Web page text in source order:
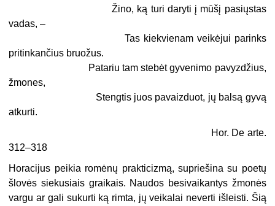
Žino, ką turi daryti į mūšį pasiųstas
vadas, –
Tas kiekvienam veikėjui parinks
pritinkančius bruožus.
Patariu tam stebėt gyvenimo pavyzdžius,
žmones,
Stengtis juos pavaizduot, jų balsą gyvą
atkurti.
Hor. De arte.
312–318
Horacijus peikia romėnų prakticizmą, supriešina su poetų
šlovės siekusiais graikais. Naudos besivaikantys žmonės
vargu ar gali sukurti ką rimta, jų veikalai neverti išleisti. Šią